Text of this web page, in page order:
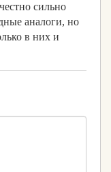
сильно
аналоги, но
в них и